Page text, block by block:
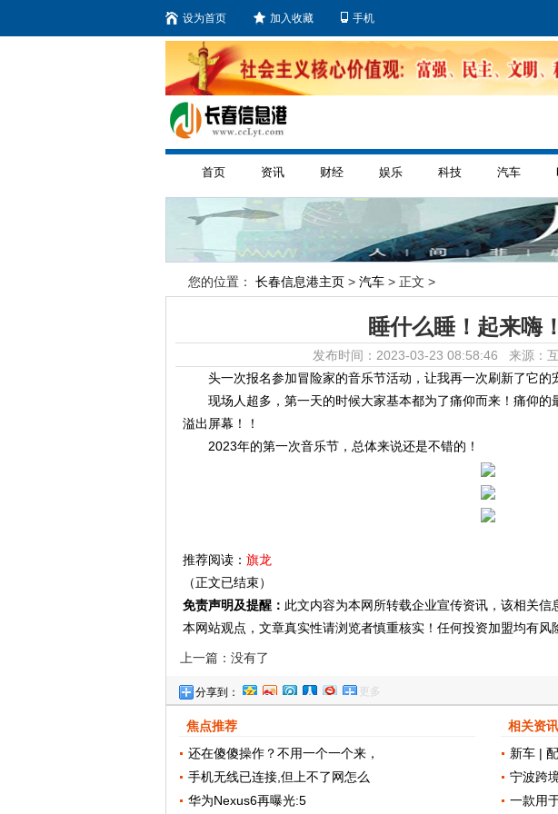
设为首页 加入收藏 手机
首页 资讯 财经 娱乐 科技 汽车
您的位置： 长春信息港主页 > 汽车 > 正文 >
睡什么睡！起来嗨
发布时间：2023-03-23 08:58:46 来源：
头一次报名参加冒险家的音乐节活动，让我再一次刷新了它的
现场人超多，第一天的时候大家基本都为了痛仰而来！痛仰的
溢出屏幕！！
2023年的第一次音乐节，总体来说还是不错的！
推荐阅读： 旗龙
（正文已结束）
免责声明及提醒： 此文内容为本网所转载企业宣传资讯，该相关
本网站观点，文章真实性请浏览者慎重核实！任何投资加盟均有风
上一篇：没有了
分享到： 更多
焦点推荐
还在傻傻操作？不用一个一个来，
手机无线已连接,但上不了网怎么
华为Nexus6再曝光:5
相关资讯
新车 |
宁波跨
一款用